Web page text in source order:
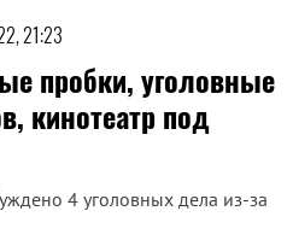
21:23
пробки, уголовные
кинотеатр под
4 уголовных дела из-за